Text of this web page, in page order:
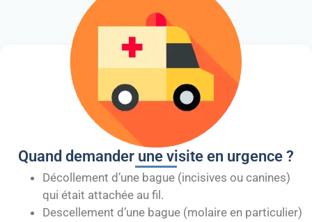
Quand demander une visite en urgence ?
Décollement d’une bague (incisives ou canines)
qui était attachée au fil.
Descellement d’une bague (molaire en particulier)